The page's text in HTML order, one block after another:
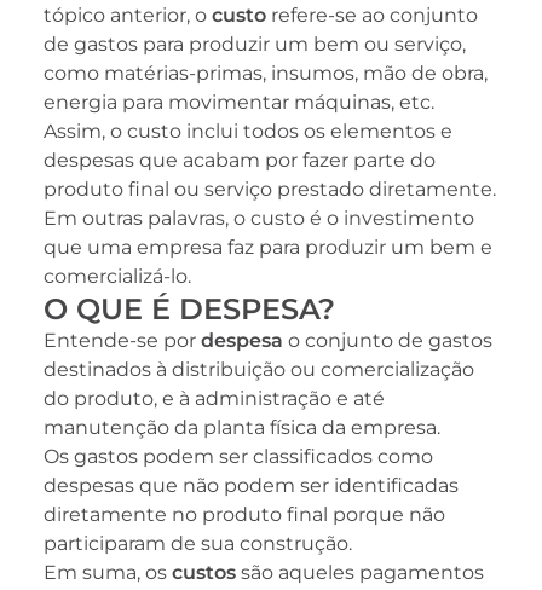
tópico anterior, o custo refere-se ao conjunto
de gastos para produzir um bem ou serviço,
como matérias-primas, insumos, mão de obra,
energia para movimentar máquinas, etc.
Assim, o custo inclui todos os elementos e
despesas que acabam por fazer parte do
produto final ou serviço prestado diretamente.
Em outras palavras, o custo é o investimento
que uma empresa faz para produzir um bem e
comercializá-lo.
O QUE É DESPESA?
Entende-se por despesa o conjunto de gastos
destinados à distribuição ou comercialização
do produto, e à administração e até
manutenção da planta física da empresa.
Os gastos podem ser classificados como
despesas que não podem ser identificadas
diretamente no produto final porque não
participaram de sua construção.
Em suma, os custos são aqueles pagamentos